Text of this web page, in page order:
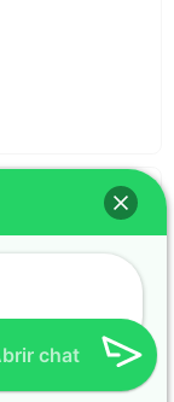
DAMA DJ MALBEC
chat